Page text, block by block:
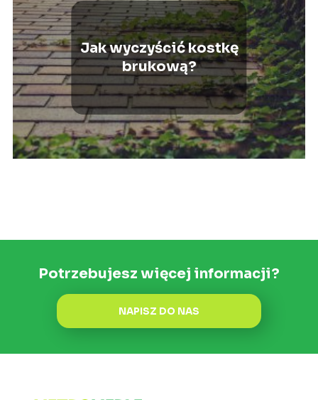
Jak wyczyścić kostkę
brukową?
Potrzebujesz więcej informacji?
NAPISZ DO NAS